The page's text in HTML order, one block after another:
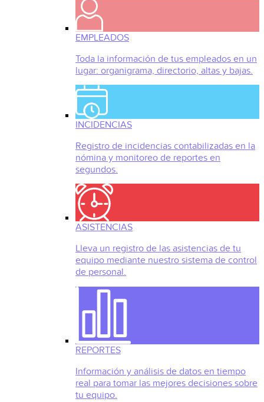
EMPLEADOS
Toda la información de tus empleados en un
lugar: organigrama, directorio, altas y bajas.
INCIDENCIAS
Registro de incidencias contabilizadas en la
nómina y monitoreo de reportes en
segundos.
ASISTENCIAS
Lleva un registro de las asistencias de tu
equipo mediante nuestro sistema de control
de personal.
REPORTES
Información y análisis de datos en tiempo
real para tomar las mejores decisiones sobre
tu equipo.